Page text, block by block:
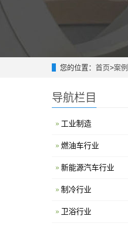
您的位置： 首页>案
导航栏目
工业制造
燃油车行业
新能源汽车行业
制冷行业
卫浴行业